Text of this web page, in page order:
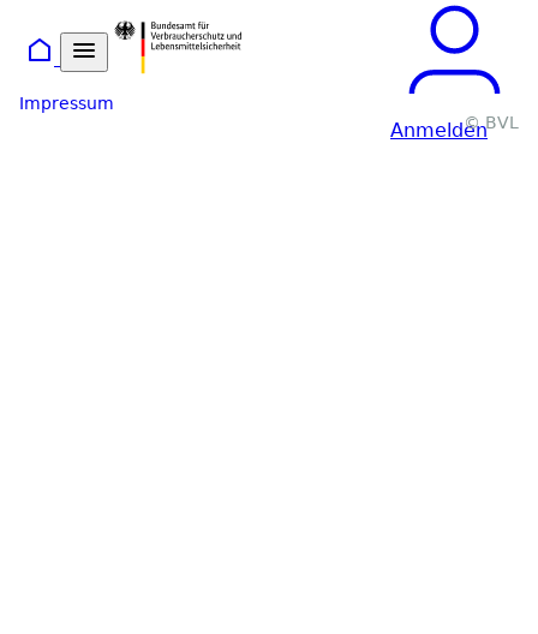
Startseite
Anmelden
Impressum
© BVL